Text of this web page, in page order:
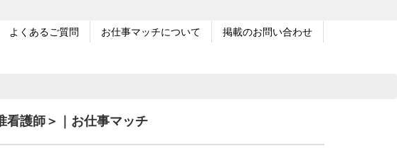
よくあるご質問 お仕事マッチについて 掲載のお問い合わせ
看護師＞｜お仕事マッチ